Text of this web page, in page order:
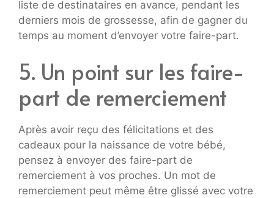
liste de destinataires en avance, pendant les
derniers mois de grossesse, afin de gagner du
temps au moment d’envoyer votre faire-part.
5. Un point sur les faire-
part de remerciement
Après avoir reçu des félicitations et des
cadeaux pour la naissance de votre bébé,
pensez à envoyer des faire-part de
remerciement à vos proches. Un mot de
remerciement peut même être glissé avec votre